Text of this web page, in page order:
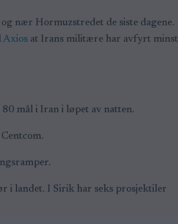
nær Hormuzstredet de siste dagene.
Axios at Irans militære har avfyrt minst
mål i Iran i løpet av natten.
i landet. I Sirik har seks prosjektiler